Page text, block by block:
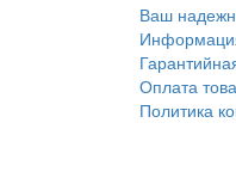
Ваш
Оплата
Политика